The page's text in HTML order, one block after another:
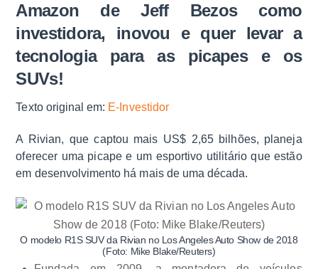
Amazon de Jeff Bezos como
investidora, inovou e quer levar a
tecnologia para as picapes e os
SUVs!
Texto original em: E-Investidor
A Rivian, que captou mais US$ 2,65 bilhões, planeja
oferecer uma picape e um esportivo utilitário que estão
em desenvolvimento há mais de uma década.
O modelo R1S SUV da Rivian no Los Angeles Auto Show de 2018
(Foto: Mike Blake/Reuters)